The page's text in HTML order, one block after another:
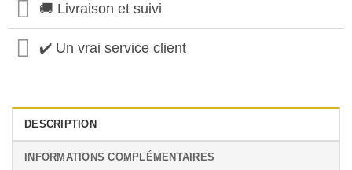
🚚 Livraison et suivi
✔️ Un vrai service client
DESCRIPTION
INFORMATIONS COMPLÉMENTAIRES